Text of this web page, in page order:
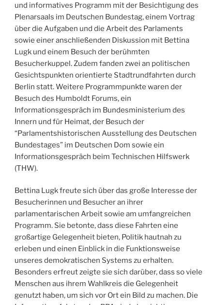
und informatives Programm mit der Besichtigung des
Plenarsaals im Deutschen Bundestag, einem Vortrag
über die Aufgaben und die Arbeit des Parlaments
sowie einer anschließenden Diskussion mit Bettina
Lugk und einem Besuch der berühmten
Besucherkuppel. Zudem fanden zwei an politischen
Gesichtspunkten orientierte Stadtrundfahrten durch
Berlin statt. Weitere Programmpunkte waren der
Besuch des Humboldt Forums, ein
Informationsgespräch im Bundesministerium des
Innern und für Heimat, der Besuch der
“Parlamentshistorischen Ausstellung des Deutschen
Bundestages” im Deutschen Dom sowie ein
Informationsgespräch beim Technischen Hilfswerk
(THW).
Bettina Lugk freute sich über das große Interesse der
Besucherinnen und Besucher an ihrer
parlamentarischen Arbeit sowie am umfangreichen
Programm. Sie betonte, dass diese Fahrten eine
großartige Gelegenheit bieten, Politik hautnah zu
erleben und einen Einblick in die Funktionsweise
unseres demokratischen Systems zu erhalten.
Besonders erfreut zeigte sie sich darüber, dass so viele
Menschen aus ihrem Wahlkreis die Gelegenheit
genutzt haben, um sich vor Ort ein Bild zu machen. Die